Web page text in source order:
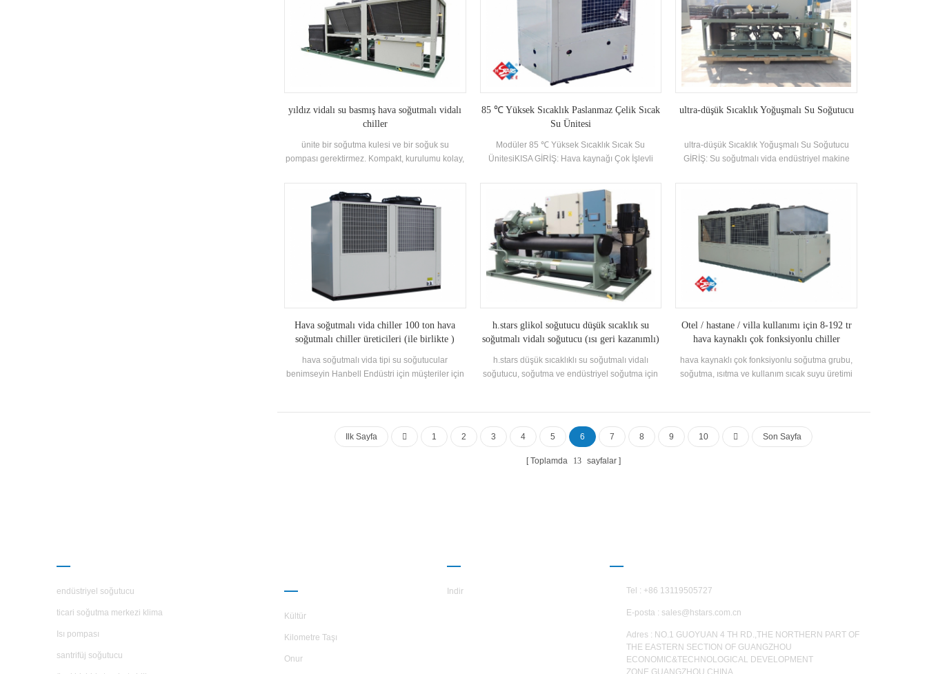
üçe ayrılırtips: yüksek sıcaklık tipi, orta sıcaklık
tipi ve düşük sıcaklık tipi.
39 standardı var Spesifikasyonlar.
yıldız vidalı su basmış hava soğutmalı vidalı
chiller
ünite bir soğutma kulesi ve bir soğuk su
pompası gerektirmez. Kompakt, kurulumu kolay,
ölçekli soğutma / soğutma için özel olarak
tasarlanmış bir soğutucu.
85 ℃ Yüksek Sıcaklık Paslanmaz Çelik Sıcak
Su Ünitesi
Modüler 85 ℃ Yüksek Sıcaklık Sıcak Su
ÜnitesiKISA GİRİŞ: Hava kaynağı Çok İşlevli
sıcak su çalışma koşullarına sahip olan klima
ünitesi Üretim. Enerji olan ortam sıcaklığına ve
sıcak su talebine göre otomatik olarak
değiştirilebilir. Verimli. Marka: HSTARS Sıcak su
girişi ve çıkış suyu Sıcaklık: 85 ° C Uygulamalar:
Uygulama Alanlar: Oteller, hastaneler, ticari ve
konut toplulukları, villalar vb
ultra-düşük Sıcaklık Yoğuşmalı Su Soğutucu
ultra-düşük Sıcaklık Yoğuşmalı Su Soğutucu
GİRİŞ: Su soğutmalı vida endüstriyel makine
Birim için 52 standart özellik vardır. Marka:
1000kw Uygulamalar: Kimyasal, İlaç,
Endüstriyel İşleme Ekipmanları, Gıda İşleme ve
Diğer Sanayi Siteleri
Hava soğutmalı vida chiller 100 ton hava
soğutmalı chiller üreticileri (ile birlikte )
hava soğutmalı vida tipi su soğutucular
benimseyin Hanbell Endüstri için müşteriler için
Vida Tipi Su Soğutucularkolay operasyon ile
yüksek kalitedir.
h.stars glikol soğutucu düşük sıcaklık su
soğutmalı vidalı soğutucu (ısı geri kazanımlı)
h.stars düşük sıcaklıklı su soğutmalı vidalı
soğutucu, soğutma ve endüstriyel soğutma için
bir model yelpazesi gerektirir.
Otel / hastane / villa kullanımı için 8-192 tr
hava kaynaklı çok fonksiyonlu chiller
hava kaynaklı çok fonksiyonlu soğutma grubu,
soğutma, ısıtma ve kullanım sıcak suyu üretimi
uygulanan ortam sıcaklığına ve sıcak su talebine
göre otomatik olarak değiştirilebilir.oteller,
hastaneler, ticari ve konut toplulukları, villalar vb.
Ilk Sayfa 1 2 3 4 5 6 7 8 9 10 Son Sayfa
Toplamda 13 sayfalar
endüstriyel soğutucu
ticari soğutma merkezi klima
Isı pompası
santrifüj soğutucu
Kültür
Kilometre Taşı
Onur
Indir Tel : +86 13119505727
E-posta : sales@hstars.com.cn
Adres : NO.1 GUOYUAN 4 TH RD.,THE NORTHERN PART OF
THE EASTERN SECTION OF GUANGZHOU
ECONOMIC&TECHNOLOGICAL DEVELOPMENT
ZONE,GUANGZHOU,CHINA